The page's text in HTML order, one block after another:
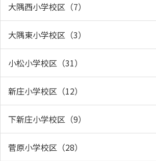
大隅西小学校区（7）
大隅東小学校区（3）
小松小学校区（31）
新庄小学校区（12）
下新庄小学校区（9）
菅原小学校区（28）